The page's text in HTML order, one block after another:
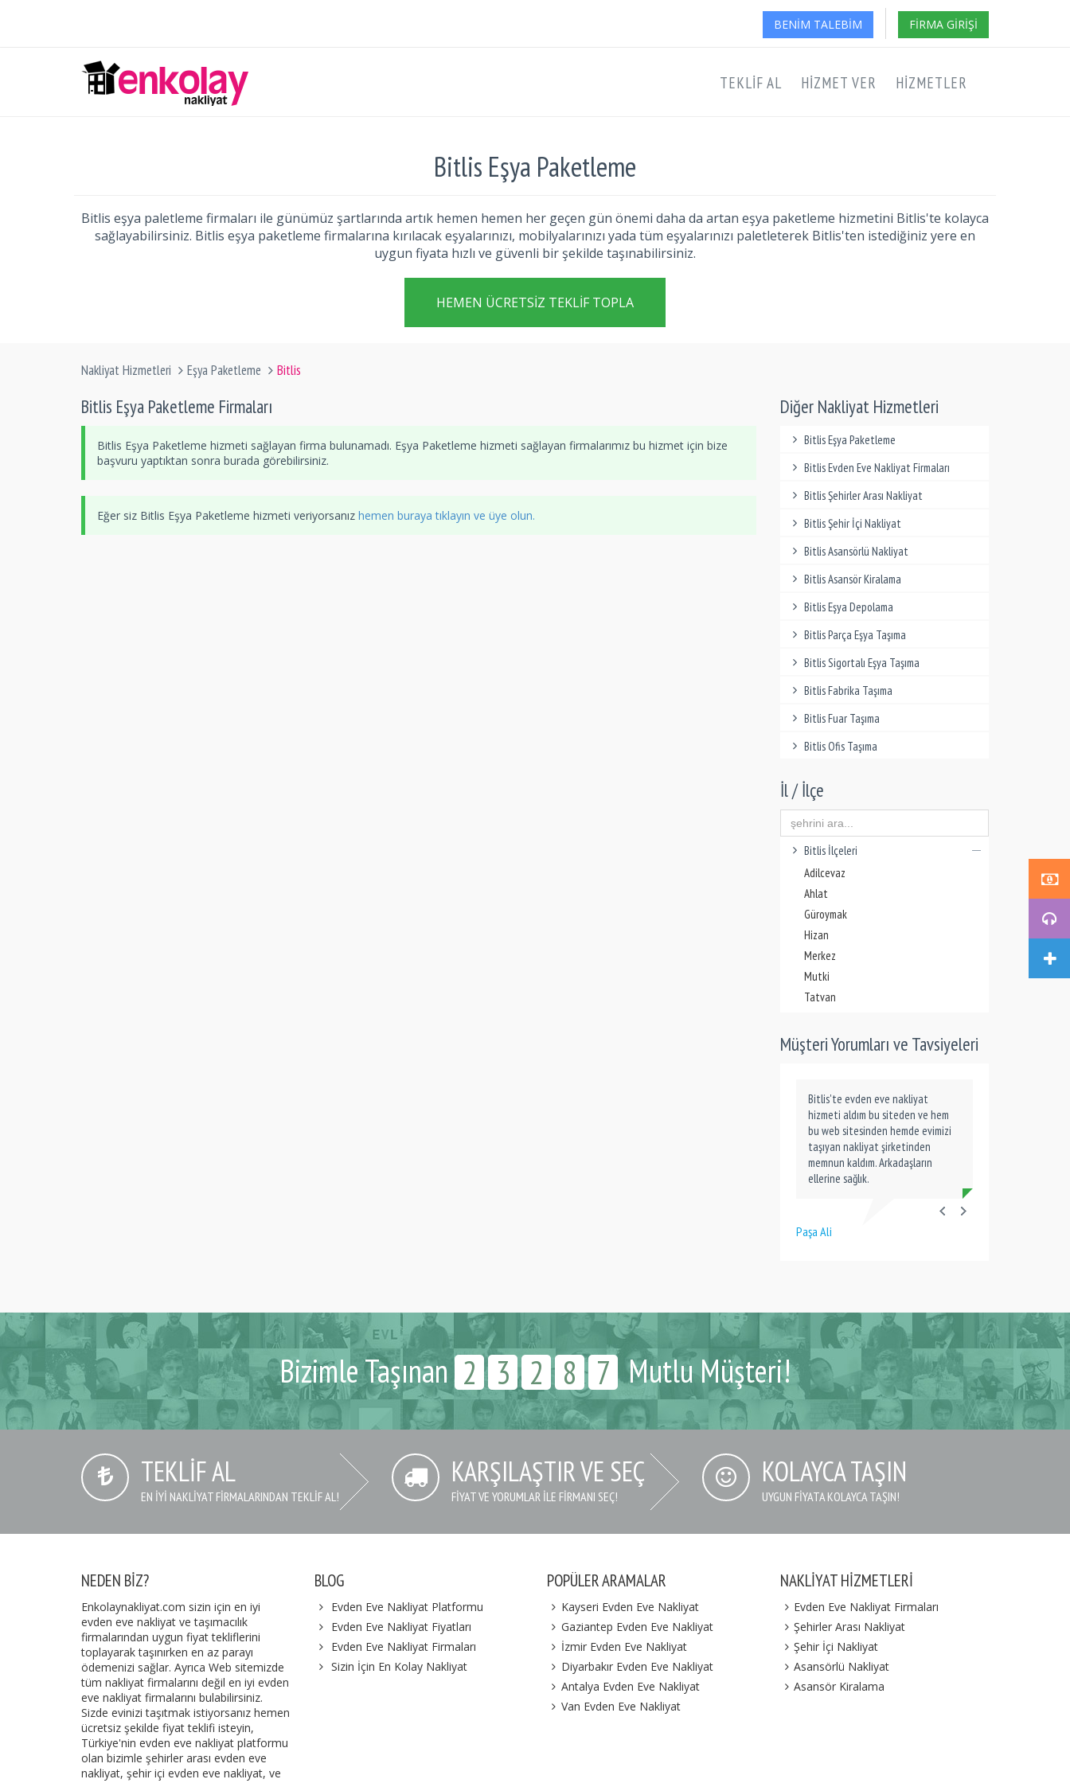
BENIM TALEBIM FIRMA GIRIŞI
TEKLIF AL HIZMET VER HIZMETLER
Bitlis Eşya Paketleme
Bitlis eşya paletleme firmaları ile günümüz şartlarında artık hemen hemen her geçen gün önemi daha da artan eşya paketleme hizmetini Bitlis'te kolayca
sağlayabilirsiniz. Bitlis eşya paketleme firmalarına kırılacak eşyalarınızı, mobilyalarınızı yada tüm eşyalarınızı paletleterek Bitlis'ten istediğiniz yere en
uygun fiyata hızlı ve güvenli bir şekilde taşınabilirsiniz.
HEMEN ÜCRETSIZ TEKLIF TOPLA
Nakliyat Hizmetleri Eşya Paketleme Bitlis
Bitlis Eşya Paketleme Firmaları
Bitlis Eşya Paketleme hizmeti sağlayan firma bulunamadı. Eşya Paketleme hizmeti sağlayan firmalarımız bu hizmet için bize
başvuru yaptıktan sonra burada görebilirsiniz.
Eğer siz Bitlis Eşya Paketleme hizmeti veriyorsanız hemen buraya tıklayın ve üye olun.
Diğer Nakliyat Hizmetleri
Bitlis Eşya Paketleme
Bitlis Evden Eve Nakliyat Firmaları
Bitlis Şehirler Arası Nakliyat
Bitlis Şehir İçi Nakliyat
Bitlis Asansörlü Nakliyat
Bitlis Asansör Kiralama
Bitlis Eşya Depolama
Bitlis Parça Eşya Taşıma
Bitlis Sigortalı Eşya Taşıma
Bitlis Fabrika Taşıma
Bitlis Fuar Taşıma
Bitlis Ofis Taşıma
İl / İlçe
Bitlis İlçeleri
Adilcevaz
Ahlat
Güroymak
Hizan
Merkez
Mutki
Tatvan
Müşteri Yorumları ve Tavsiyeleri
Bitlis'te evden eve nakliyat
hizmeti aldım bu siteden ve hem
bu web sitesinden hemde evimizi
taşıyan nakliyat şirketinden
memnun kaldım. Arkadaşların
ellerine sağlık.
Paşa Ali
Bizimle Taşınan 2 3 2 8 7 Mutlu Müşteri!
TEKLIF AL
EN IYI NAKLIYAT FIRMALARINDAN TEKLIF AL!
KARŞILAŞTIR VE SEÇ
FIYAT VE YORUMLAR İLE FIRMANI SEÇ!
KOLAYCA TAŞIN
UYGUN FIYATA KOLAYCA TAŞIN!
NEDEN BIZ?
Enkolaynakliyat.com sizin için en iyi
evden eve nakliyat ve taşımacılık
firmalarından uygun fiyat tekliflerini
toplayarak taşınırken en az parayı
ödemenizi sağlar. Ayrıca Web sitemizde
tüm nakliyat firmalarını değil en iyi evden
eve nakliyat firmalarını bulabilirsiniz.
Sizde evinizi taşıtmak istiyorsanız hemen
ücretsiz şekilde fiyat teklifi isteyin,
Türkiye'nin evden eve nakliyat platformu
olan bizimle şehirler arası evden eve
nakliyat, şehir içi evden eve nakliyat, ve
BLOG
Evden Eve Nakliyat Platformu
Evden Eve Nakliyat Fiyatları
Evden Eve Nakliyat Firmaları
Sizin İçin En Kolay Nakliyat
POPÜLER ARAMALAR
Kayseri Evden Eve Nakliyat
Gaziantep Evden Eve Nakliyat
İzmir Evden Eve Nakliyat
Diyarbakır Evden Eve Nakliyat
Antalya Evden Eve Nakliyat
Van Evden Eve Nakliyat
NAKLIYAT HIZMETLERI
Evden Eve Nakliyat Firmaları
Şehirler Arası Nakliyat
Şehir İçi Nakliyat
Asansörlü Nakliyat
Asansör Kiralama